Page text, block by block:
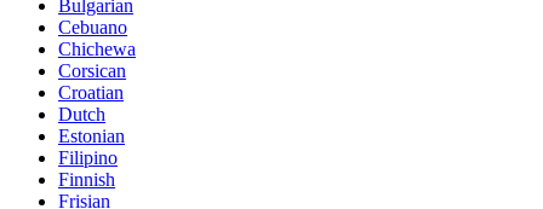
Bulgarian
Cebuano
Chichewa
Corsican
Croatian
Dutch
Estonian
Filipino
Finnish
Frisian